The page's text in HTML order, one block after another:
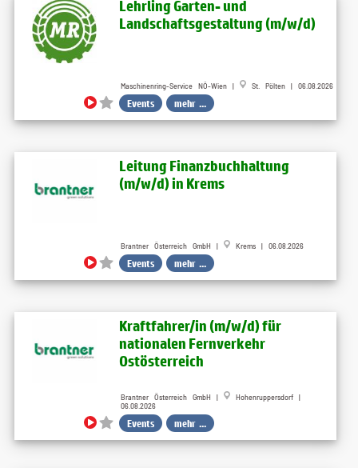
Lehrling Garten- und
Landschaftsgestaltung (m​/w​/d)
Maschinenring-Service NÖ-Wien | St. Pölten | 06.08.2026
Events mehr ...
Leitung Finanzbuchhaltung
(m/w/d) in Krems
Brantner Österreich GmbH | Krems | 06.08.2026
Events mehr ...
Kraftfahrer/in (m/w/d) für
nationalen Fernverkehr
Ostösterreich
Brantner Österreich GmbH |
Hohenruppersdorf |
06.08.2026
Events mehr ...